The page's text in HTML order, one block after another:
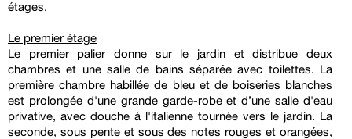
étages.
Le premier étage
Le premier palier donne sur le jardin et distribue deux
chambres et une salle de bains séparée avec toilettes. La
première chambre habillée de bleu et de boiseries blanches
est prolongée d'une grande garde-robe et d’une salle d'eau
privative, avec douche à l'italienne tournée vers le jardin. La
seconde, sous pente et sous des notes rouges et orangées,